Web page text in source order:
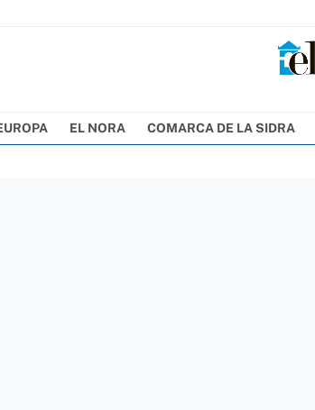
EL NORA COMARCA DE LA SIDRA